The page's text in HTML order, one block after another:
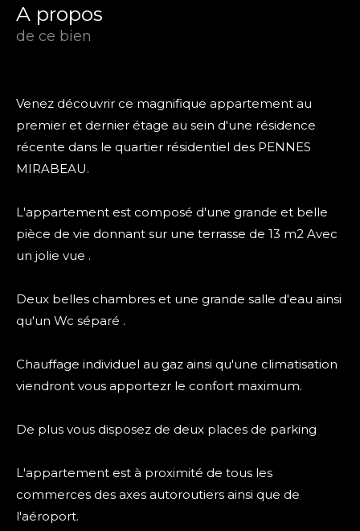
a propos
de ce bien
Venez découvrir ce magnifique appartement au
premier et dernier étage au sein d'une résidence
récente dans le quartier résidentiel des PENNES
MIRABEAU.
L'appartement est composé d'une grande et belle
pièce de vie donnant sur une terrasse de 13 m2 Avec
un jolie vue .
Deux belles chambres et une grande salle d'eau ainsi
qu'un Wc séparé .
Chauffage individuel au gaz ainsi qu'une climatisation
viendront vous apportezr le confort maximum.
De plus vous disposez de deux places de parking
L'appartement est à proximité de tous les
commerces des axes autoroutiers ainsi que de
l'aéroport.